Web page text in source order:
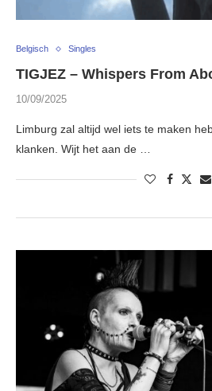
Belgisch Singles
TIGJEZ – Whispers From
10/09/2025
Limburg zal altijd wel iets te maken
klanken. Wijt het aan de …